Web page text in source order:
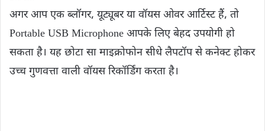
अगर आप एक ब्लॉगर, यूट्यूबर या वॉयस ओवर आर्टिस्ट हैं, तो
Portable USB Microphone आपके लिए बेहद उपयोगी हो
सकता है। यह छोटा सा माइक्रोफोन सीधे लैपटॉप से कनेक्ट होकर
उच्च गुणवत्ता वाली वॉयस रिकॉर्डिंग करता है।